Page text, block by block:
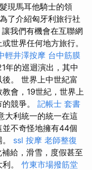
現馬耳他騎士的領
了介紹匈牙利旅行社
讓我們有機會在互聯網
世界任何地方旅行。
輕井澤按摩 台中筋膜
年的巡迴演出，其中
。 世界上中世紀富
會，19世紀，世界上
競爭。 記帳士 套書
大利統一的統一在這
不奇怪地擁有44個
ssl 按摩 老師整復
給，滑雪，度假甚至
。 竹東市場撥筋堂